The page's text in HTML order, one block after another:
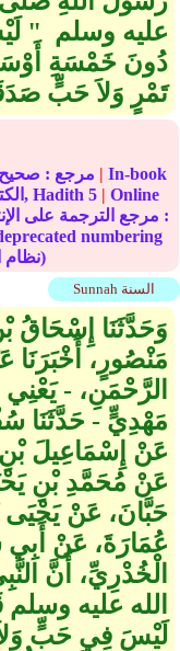
عليه وسلم ‏ "‏
دُونَ خَمْسَةِ
تَمْرٍ وَلاَ حَبٍّ
مرجع : | In-book
الكتاب, Hadith 5 | Online
numbering
scheme نظام الترقيم موقوف)
Sunnah السنة
وَحَدَّثَنَا إِسْحَاقُ
مَنْصُورٍ، أَخْبَرَنَا
الرَّحْمَنِ، - يَعْنِي
مَهْدِيٍّ - حَدَّثَنَا
عَنْ إِسْمَاعِيلَ بْنِ
عَنْ مُحَمَّدِ بْنِ
حَبَّانَ، عَنْ يَحْيَى
عُمَارَةَ، عَنْ أَبِي
الْخُدْرِيِّ، أَنَّ
الله عليه
لَيْسَ فِي حَبٍّ وَلاَ